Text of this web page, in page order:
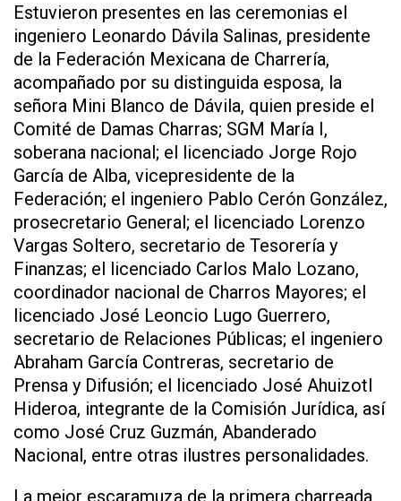
Estuvieron presentes en las ceremonias el
ingeniero Leonardo Dávila Salinas, presidente
de la Federación Mexicana de Charrería,
acompañado por su distinguida esposa, la
señora Mini Blanco de Dávila, quien preside el
Comité de Damas Charras; SGM María I,
soberana nacional; el licenciado Jorge Rojo
García de Alba, vicepresidente de la
Federación; el ingeniero Pablo Cerón González,
prosecretario General; el licenciado Lorenzo
Vargas Soltero, secretario de Tesorería y
Finanzas; el licenciado Carlos Malo Lozano,
coordinador nacional de Charros Mayores; el
licenciado José Leoncio Lugo Guerrero,
secretario de Relaciones Públicas; el ingeniero
Abraham García Contreras, secretario de
Prensa y Difusión; el licenciado José Ahuizotl
Hideroa, integrante de la Comisión Jurídica, así
como José Cruz Guzmán, Abanderado
Nacional, entre otras ilustres personalidades.
La mejor escaramuza de la primera charreada